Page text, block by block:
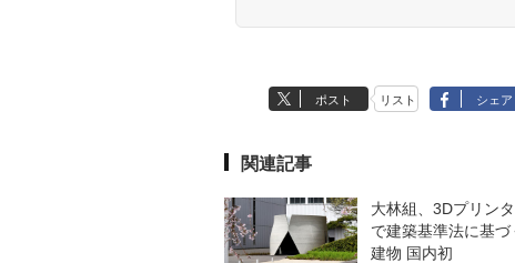
ポスト リスト シェア
関連記事
大林組、3Dプリン
で建築基準法に基づ
建物 国内初